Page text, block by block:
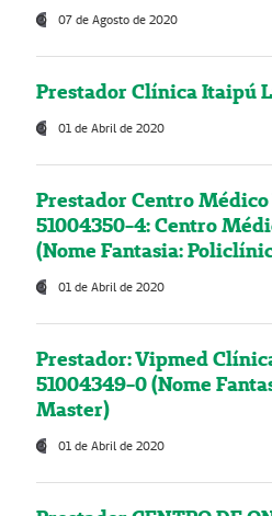
07 de Agosto de 2020
Prestador Clínica Itaipú
01 de Abril de 2020
Prestador Centro
51004350-4: Centro
(Nome Fantasia:
01 de Abril de 2020
Prestador: Vipmed
51004349-0 (Nome
Master)
01 de Abril de 2020